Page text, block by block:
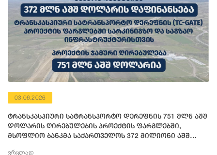
03.06.2026
ტრანსკასპიური სატრანსპორტო დერეფნის 751 მლნ აშშ
დოლარის ღირებულების პროექტის ფარგლებში,
მსოფლიო ბანკმა საქართველოს 372 მილიონი აშშ
ვრცლად